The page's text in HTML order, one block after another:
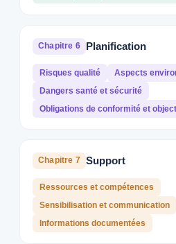
Chapitre 6 Planification
Risques qualité
Aspects
Dangers santé et sécurité
Obligations de conformité et
Chapitre 7 Support
Ressources et compétences
Sensibilisation et communication
Informations documentées